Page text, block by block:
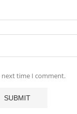
next time I comment.